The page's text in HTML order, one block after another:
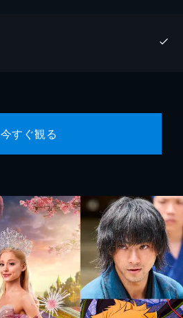
今すぐ観る